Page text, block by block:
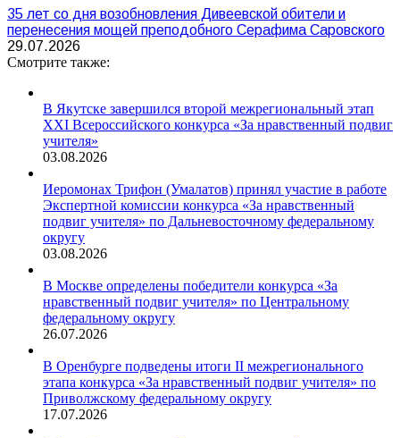
35 лет со дня возобновления Дивеевской обители и
перенесения мощей преподобного Серафима Саровского
29.07.2026
Смотрите также:
В Якутске завершился второй межрегиональный этап
XXI Всероссийского конкурса «За нравственный подвиг
учителя»
03.08.2026
Иеромонах Трифон (Умалатов) принял участие в работе
Экспертной комиссии конкурса «За нравственный
подвиг учителя» по Дальневосточному федеральному
округу
03.08.2026
В Москве определены победители конкурса «За
нравственный подвиг учителя» по Центральному
федеральному округу
26.07.2026
В Оренбурге подведены итоги II межрегионального
этапа конкурса «За нравственный подвиг учителя» по
Приволжскому федеральному округу
17.07.2026